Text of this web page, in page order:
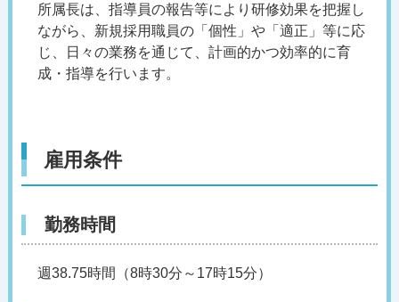
所属長は、指導員の報告等により研修効果を把握し
ながら、新規採用職員の「個性」や「適正」等に応
じ、日々の業務を通じて、計画的かつ効率的に育
成・指導を行います。
雇用条件
勤務時間
週38.75時間（8時30分～17時15分）